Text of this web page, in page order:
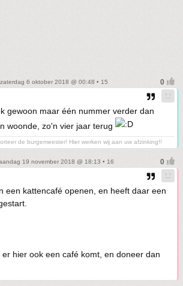
zaterdag 6 oktober 2018 @ 00:48 • 15
gewoon maar één nummer verder dan
woonde, zo'n vier jaar terug
de burgemeester! Hier werken wij aan uw afzinking!!
19 november 2018 @ 18:13 • 16
een kattencafé openen, en heeft daar een
er hier ook een café komt, en doneer dan